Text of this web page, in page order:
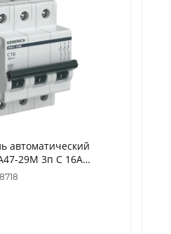
автоматический
29М 3п C 16А
016-C-G